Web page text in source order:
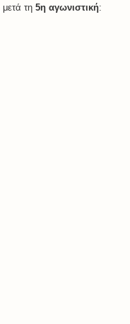
μετά τη 5η αγωνιστική: